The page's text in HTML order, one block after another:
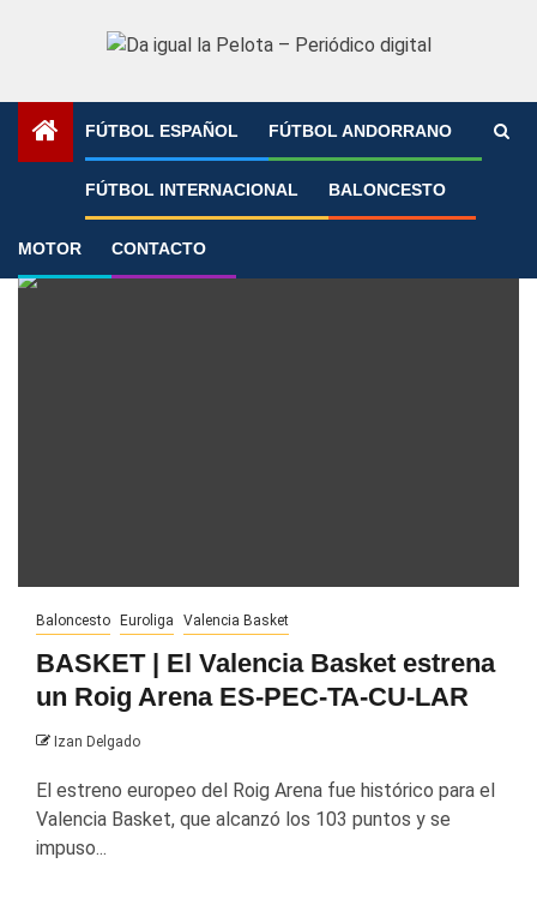
FÚTBOL ESPAÑOL FÚTBOL ANDORRANO
FÚTBOL INTERNACIONAL BALONCESTO
MOTOR CONTACTO
»
Basket
Baloncesto Euroliga Valencia Basket
BASKET | El Valencia Basket estrena
un Roig Arena ES-PEC-TA-CU-LAR
Izan Delgado
El estreno europeo del Roig Arena fue histórico para el
Valencia Basket, que alcanzó los 103 puntos y se
impuso...